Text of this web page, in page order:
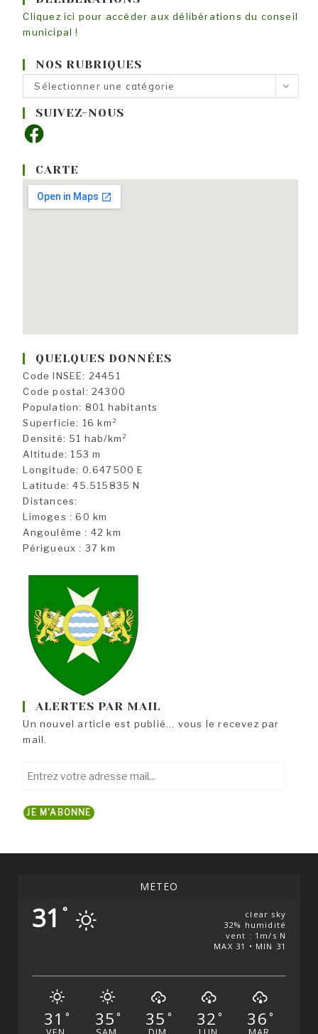
Cliquez ici pour accéder aux délibérations du conseil
municipal !
NOS RUBRIQUES
Nos
rubriques
Sélectionner une catégorie
SUIVEZ-NOUS
Facebook
CARTE
QUELQUES DONNÉES
Code INSEE: 24451
Code postal: 24300
Population: 801 habitants
Superficie: 16 km²
Densité: 51 hab/km²
Altitude: 153 m
Longitude: 0.647500 E
Latitude: 45.515835 N
Distances:
Limoges : 60 km
Angoulême : 42 km
Périgueux : 37 km
ALERTES PAR MAIL
Un nouvel article est publié... vous le recevez par
mail.
votre
mail...
JE M'ABONNE
MÉTÉO
31 °
clear sky
32% humidité
vent : 1m/s N
MAX 31 • MIN 31
31 ° 35 ° 35 ° 32 ° 36 °